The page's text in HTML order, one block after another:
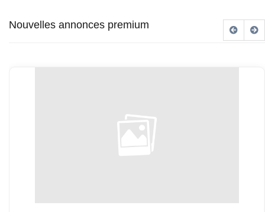
Nouvelles annonces premium